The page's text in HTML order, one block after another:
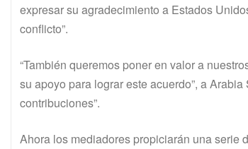
expresar su agradecimiento a Estados
conflicto”.
“También queremos poner en valor a
su apoyo para lograr este acuerdo”, a
contribuciones”.
Ahora los mediadores propiciarán una serie